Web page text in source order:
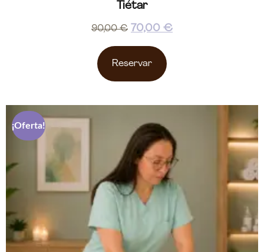
Tiétar
90,00€ 70,00 €
Reservar
¡Oferta!